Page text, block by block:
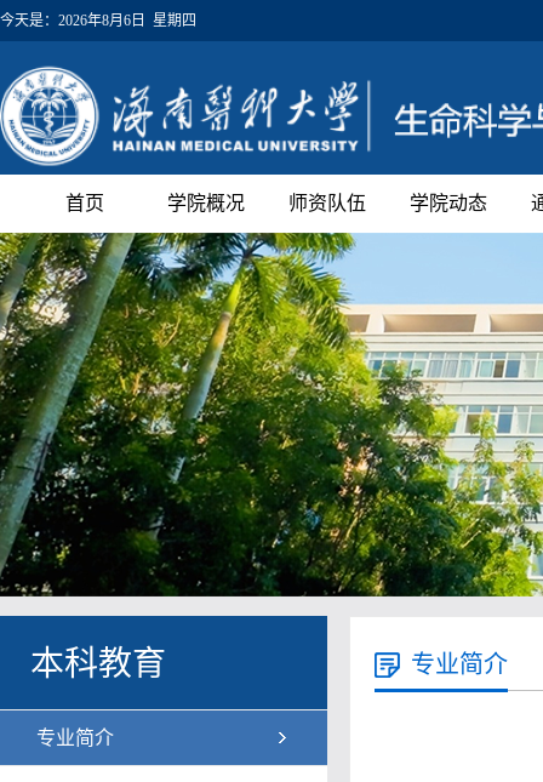
今天是： 2026年8月6日 星期四
首页 学院概况 师资队伍 学院动态
本科教育
专业简介
专业简介